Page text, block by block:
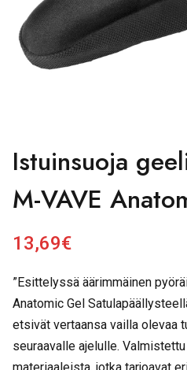
Istuinsuoja
M-VAVE
13,69€
”Esittelyssä äärimmäinen
Anatomic Gel
etsivät vertaansa vailla olevaa
seuraavalle ajelulle.